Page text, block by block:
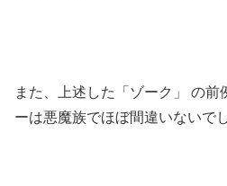
また、上述した「ゾーク」 の前
ーは悪魔族でほぼ間違いないで